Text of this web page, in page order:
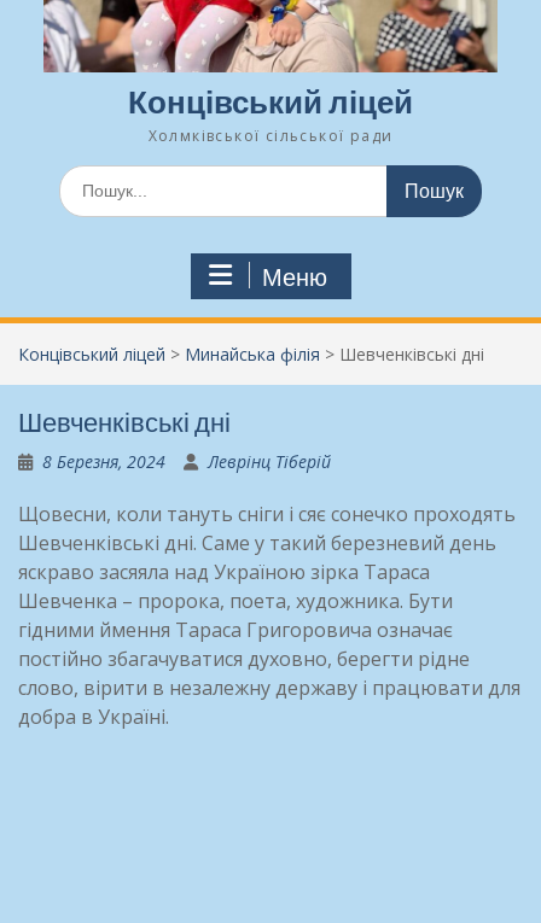
Концівський ліцей
Холмківської сільської ради
Шукати:
Меню
Концівський ліцей > Минайська філія > Шевченківські дні
Шевченківські дні
8 Березня, 2024 Леврінц Тіберій
Щовесни, коли тануть сніги і сяє сонечко проходять
Шевченківські дні. Саме у такий березневий день
яскраво засяяла над Україною зірка Тараса
Шевченка – пророка, поета, художника. Бути
гідними ймення Тараса Григоровича означає
постійно збагачуватися духовно, берегти рідне
слово, вірити в незалежну державу і працювати для
добра в Україні.